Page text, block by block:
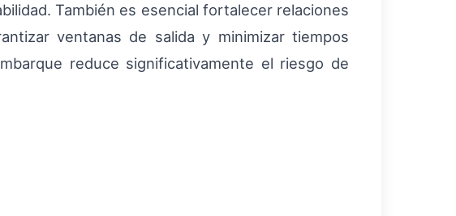
También es esencial fortalecer relaciones
ventanas de salida y minimizar tiempos
reduce significativamente el riesgo de